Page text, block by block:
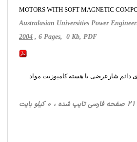
MOTORS WITH SOFT MAGNETIC
Australasian Universities Power
2004 , 6 Pages, 0 Kb, PDF
دائم شارعرضی با هسته كامپوزيت مواد
، مهندسی برق قدرت، 21 صفحه فارسی تایپ شده ، 0 کیلو بایت